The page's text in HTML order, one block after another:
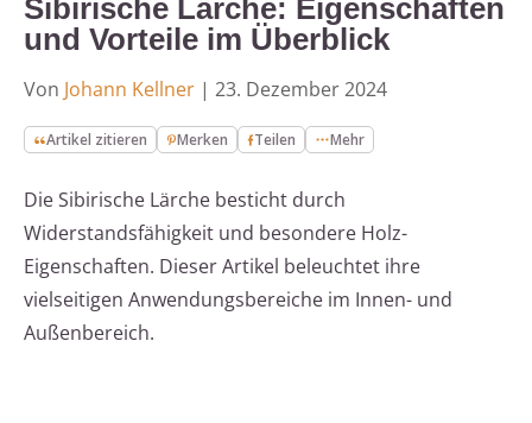
Sibirische Lärche: Eigenschaften
und Vorteile im Überblick
Von Johann Kellner | 23. Dezember 2024
Artikel zitieren Merken Teilen Mehr
Die Sibirische Lärche besticht durch
Widerstandsfähigkeit und besondere Holz-
Eigenschaften. Dieser Artikel beleuchtet ihre
vielseitigen Anwendungsbereiche im Innen- und
Außenbereich.